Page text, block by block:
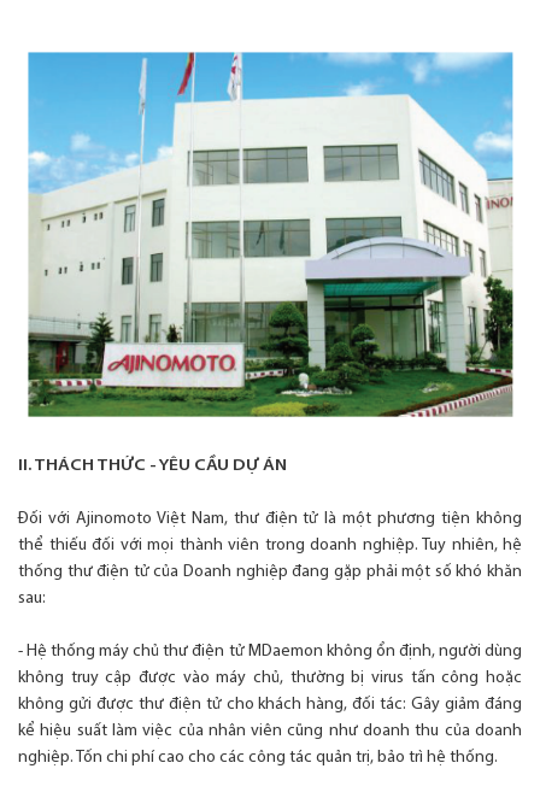
II. THÁCH THỨC - YÊU CẦU DỰ ÁN
Đối với Ajinomoto Việt Nam, thư điện tử là một phương tiện không
thể thiếu đối với mọi thành viên trong doanh nghiệp. Tuy nhiên, hệ
thống thư điện tử của Doanh nghiệp đang gặp phải một số khó khăn
sau:
- Hệ thống máy chủ thư điện tử MDaemon không ổn định, người dùng
không truy cập được vào máy chủ, thường bị virus tấn công hoặc
không gửi được thư điện tử cho khách hàng, đối tác: Gây giảm đáng
kể hiệu suất làm việc của nhân viên cũng như doanh thu của doanh
nghiệp. Tốn chi phí cao cho các công tác quản trị, bảo trì hệ thống.